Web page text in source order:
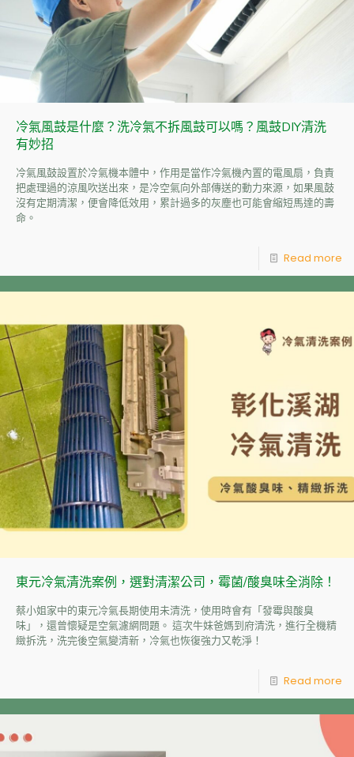
冷氣風鼓是什麼？洗冷氣不拆風鼓可以嗎？風鼓DIY清洗
有妙招
冷氣風鼓設置於冷氣機本體中，作用是當作冷氣機內置的電風扇，負責
把處理過的涼風吹送出來，是冷空氣向外部傳送的動力來源，如果風鼓
沒有定期清潔，便會降低效用，累計過多的灰塵也可能會縮短馬達的壽
命。
Read more
東元冷氣清洗案例，選對清潔公司，霉菌/酸臭味全消除！
蔡小姐家中的東元冷氣長期使用未清洗，使用時會有「發霉與酸臭
味」，還曾懷疑是空氣濾網問題。 這次牛妹爸媽到府清洗，進行全機精
緻拆洗，洗完後空氣變清新，冷氣也恢復強力又乾淨！
Read more